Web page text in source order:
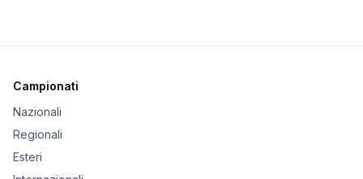
Campionati
Nazionali
Regionali
Esteri